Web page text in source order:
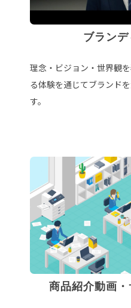
ブラン
理念・ビジョン・世界観
る体験を通じてブランド
す。
商品紹介動画